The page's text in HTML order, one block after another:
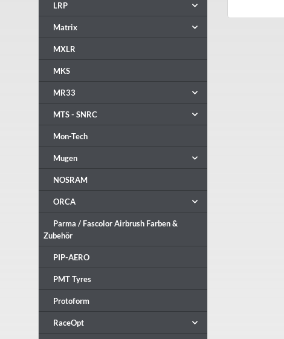
LRP
Matrix
MXLR
MKS
MR33
MTS - SNRC
Mon-Tech
Mugen
NOSRAM
ORCA
Parma / Fascolor Airbrush Farben &
Zubehör
PIP-AERO
PMT Tyres
Protoform
RaceOpt